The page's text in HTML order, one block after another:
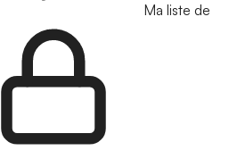
Ma liste de